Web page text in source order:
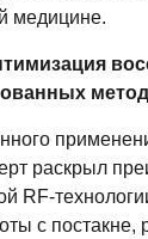
медицине.
раскрыл
RF-
с